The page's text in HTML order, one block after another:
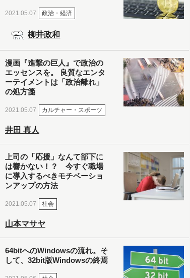
2021.05.07 政治・経済
柳井政和
漫画『進撃の巨人』で政治の
エッセンスを。 良質なエンタ
ーテイメントは「政治離れ」
の処方箋
2021.05.07 カルチャー・スポーツ
井田 真人
上司の「応援」なんて部下に
は響かない！？ 今すぐ職場
に導入するべきモチベーショ
ンアップの方法
2021.05.07 社会
山本マサヤ
64bitへのWindowsの流れ。そ
して、32bit版Windowsの終焉